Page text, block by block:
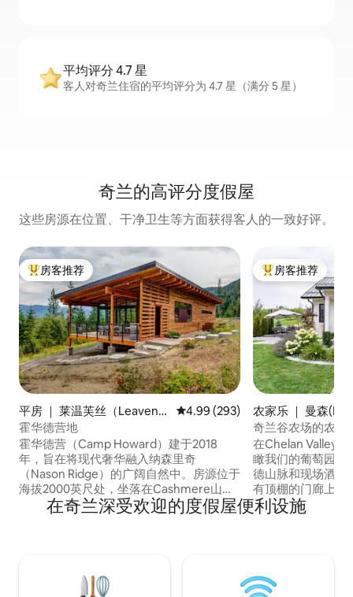
平均评分 4.7 星
客人对奇兰住宿的平均评分为 4.7 星（满分 5 星）
奇兰的高评分度假屋
这些房源在位置、干净卫生等方面获得客人的一致好评。
热门「房客推荐」
房客推荐
平房 ｜ 莱温芙丝（Leavenw
orth）
平均评分 4.99 分（满分 5 分），
4.99 (293)
霍华德营地
霍华德营（Camp Howard）建于2018
年，旨在将现代奢华融入纳森里奇
（Nason Ridge）的广阔自然中。房源位于
海拔2000英尺处，坐落在Cashmere山脚
下5英亩的庞德罗萨森林上。太平洋西北地
区的稀有景点距离这里仅很短的车程：驾
（Leavenworth）享用巴伐利亚美食，驾
车前往北部几分钟即可到达韦纳奇湖
热门「房客推荐」
房客推荐
农家乐 ｜ 曼森
奇兰谷农场的农舍
在Chelan Valley
瞰我们的葡萄园、
德山脉和现场酒庄
有顶棚的门廊上放
色最为美妙。一间
床，最多可住4人。 房源位于正常运
为您提供任何帮助。 来这里放松身心
欢迎来访
在奇兰深受欢迎的度假屋便利设施